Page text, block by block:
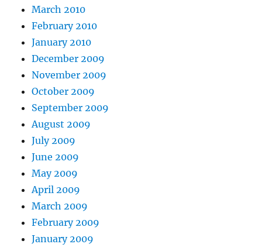
March 2010
February 2010
January 2010
December 2009
November 2009
October 2009
September 2009
August 2009
July 2009
June 2009
May 2009
April 2009
March 2009
February 2009
January 2009